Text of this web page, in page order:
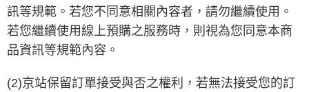
訊等規範。 若您不同意相關內容者，請勿繼續使用。
若您繼續使用線上預購之服務時，則視為您同意本商
品資訊等規範內容。
(2)京站保留訂單接受與否之權利，若無法接受您的訂